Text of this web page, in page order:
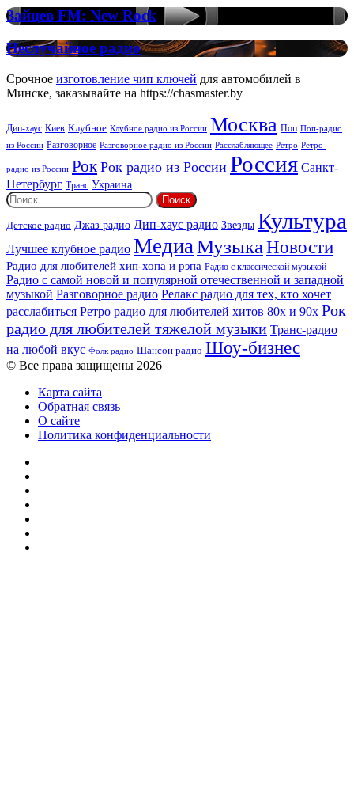
House
Зайцев
FM:
New
Rock
Зайцев FM: New Rock
Неслучайное
радио
Неслучайное радио
Срочное изготовление чип ключей для автомобилей в
Минске, заказывайте на https://chasmaster.by
Дип-хаус Киев Клубное Клубное радио из России Москва Поп Поп-радио
из России Разговорное Разговорное радио из России Расслабляющее Ретро Ретро-
радио из России Рок Рок радио из России Россия Санкт-
Петербург Транс Украина
Найти:
Детское радио Джаз радио Дип-хаус радио Звезды Культура
Лучшее клубное радио Медиа МузыкаНовости
Радио для любителей хип-хопа и рэпа Радио с классической музыкой
Радио с самой новой и популярной отечественной и западной
музыкой Разговорное радио Релакс радио для тех, кто хочет
расслабиться Ретро радио для любителей хитов 80х и 90х Рок
радио для любителей тяжелой музыки Транс-радио
на любой вкус Фолк радио Шансон радио Шоу-бизнес
© Все права защищены 2026
Карта сайта
Обратная связь
О сайте
Политика конфиденциальности